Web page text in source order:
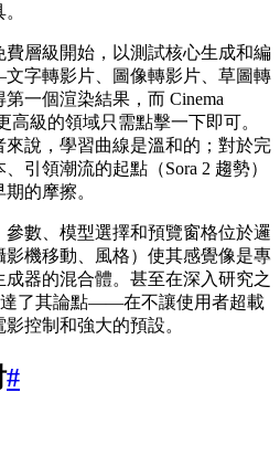
層級開始，以測試核心生成和編
字轉影片、圖像轉影片、草圖轉
一個渲染結果，而 Cinema
高級的領域只需點擊一下即可。
說，學習曲線是溫和的；對於完
引領潮流的起點（Sora 2 趨勢）
的摩擦。
數、模型選擇和預覽窗格位於邏
機移動、風格）使其感覺像是專
器的混合體。甚至在深入研究之
達了其論點——在不讓使用者超載
控制和強大的預設。
#